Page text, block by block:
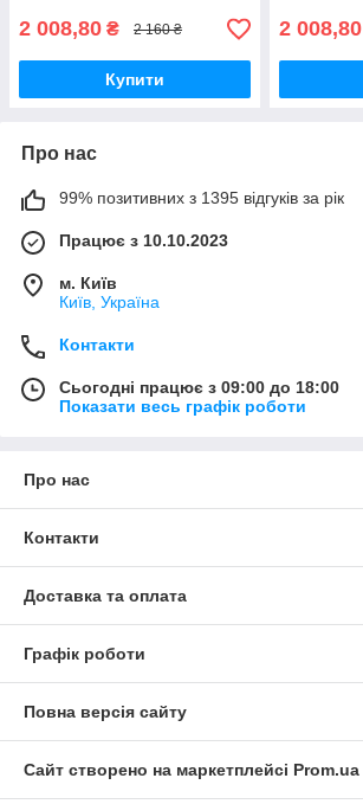
2 008,80 ₴ 2 160 ₴
Купити
2 008,80
Про нас
99% позитивних з 1395 відгуків за рік
Працює з 10.10.2023
м. Київ
Київ, Україна
Контакти
Сьогодні працює з 09:00 до 18:00
Показати весь графік роботи
Про нас
Контакти
Доставка та оплата
Графік роботи
Повна версія сайту
Сайт створено на маркетплейсі Prom.ua